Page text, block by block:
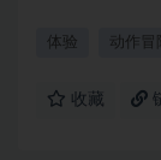
体验 动作冒
收藏